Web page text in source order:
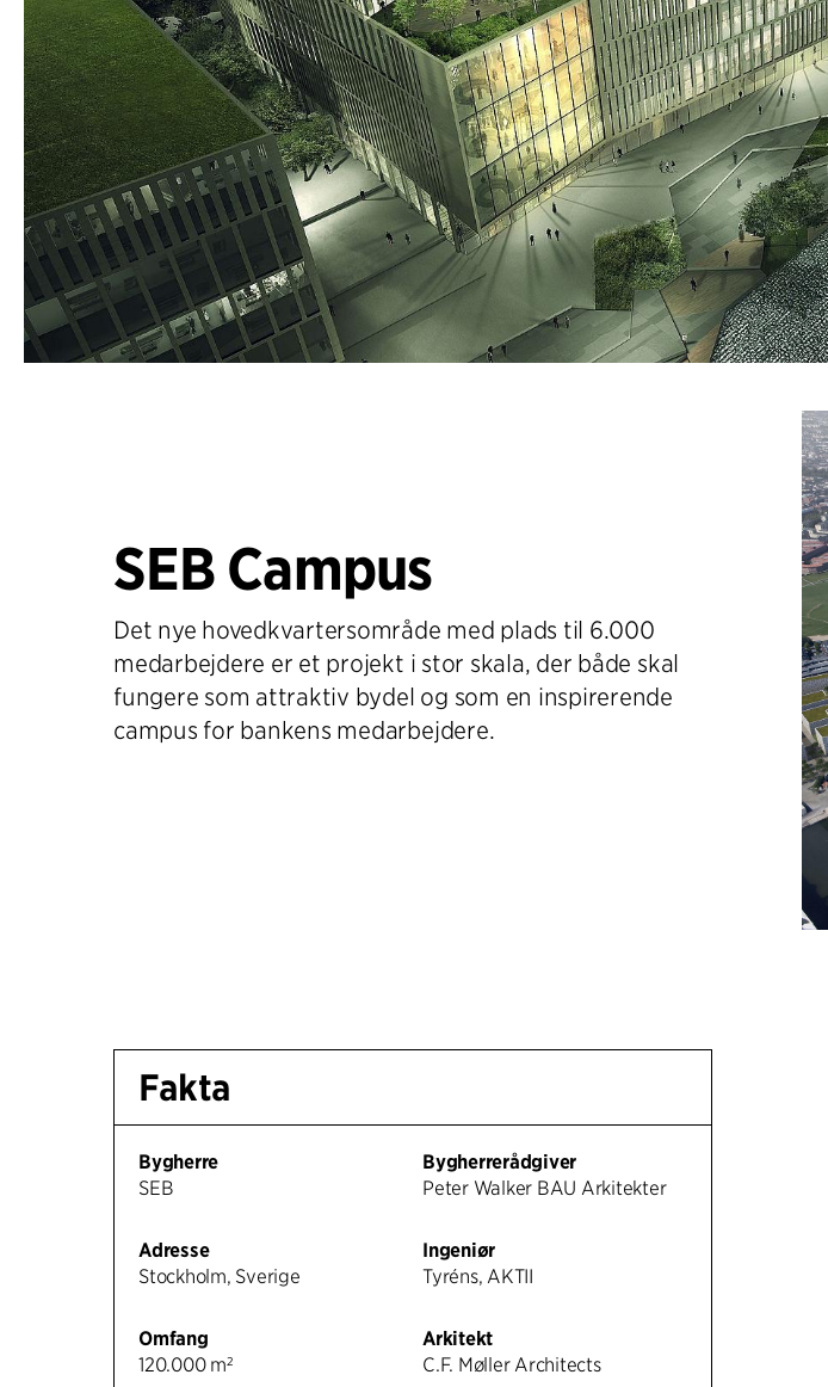
SEB Campus
Det nye hovedkvartersområde med plads til 6.000
medarbejdere er et projekt i stor skala, der både skal
fungere som attraktiv bydel og som en inspirerende
campus for bankens medarbejdere.
Fakta
Bygherre
SEB
Adresse
Stockholm, Sverige
Omfang
120.000 m²
Bygherrerådgiver
Peter Walker BAU Arkitekter
Ingeniør
Tyréns, AKTII
Arkitekt
C.F. Møller Architects